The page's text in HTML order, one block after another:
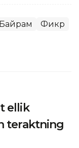
Байрам Фикр
ellik
teraktning